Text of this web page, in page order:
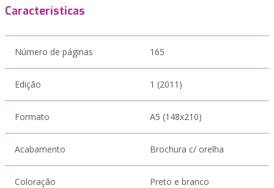
Características
Número de páginas 165
Edição 1 (2011)
Formato A5 (148x210)
Acabamento Brochura c/ orelha
Coloração Preto e branco